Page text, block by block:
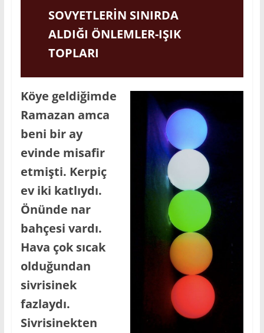
SOVYETLERİN SINIRDA
ALDIĞI ÖNLEMLER-IŞIK
TOPLARI
Köye geldiğimde
Ramazan amca
beni bir ay
evinde misafir
etmişti. Kerpiç
ev iki katlıydı.
Önünde nar
bahçesi vardı.
Hava çok sıcak
olduğundan
sivrisinek
fazlaydı.
Sivrisinekten